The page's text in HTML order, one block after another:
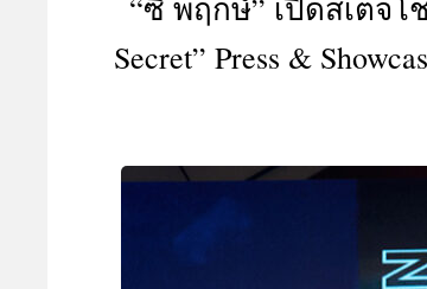
“ซี พฤกษ์” เปิดสเตจโ
Secret” Press &